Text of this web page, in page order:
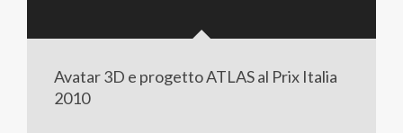
Avatar 3D e progetto ATLAS al Prix Italia
2010